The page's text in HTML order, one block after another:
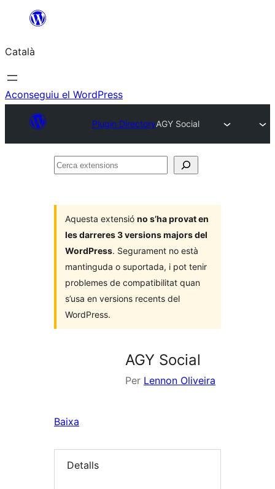
contingut
Català
Aconseguiu el WordPress
Plugin DirectoryAGY Social
Cerca
Aquesta extensió no s’ha provat en
les darreres 3 versions majors del
WordPress. Segurament no està
mantinguda o suportada, i pot tenir
problemes de compatibilitat quan
s’usa en versions recents del
WordPress.
AGY Social
Per Lennon Oliveira
Baixa
Detalls